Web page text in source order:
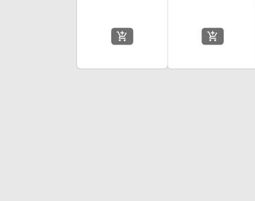
add_shopping_cart
add_shopping_cart